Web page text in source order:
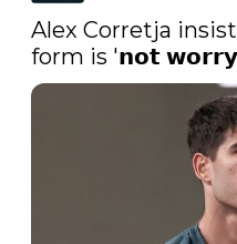
Alex Corretja
form is '𝗻𝗼𝘁